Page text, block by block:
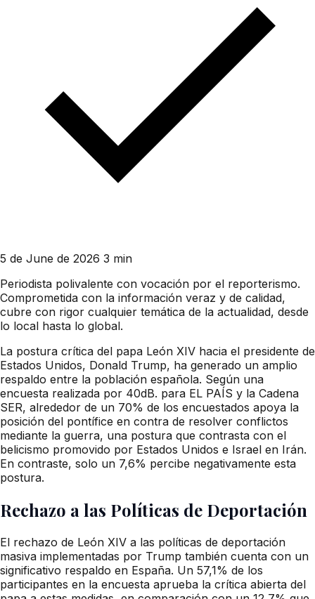
5 de June de 2026 3 min
Periodista polivalente con vocación por el reporterismo.
Comprometida con la información veraz y de calidad,
cubre con rigor cualquier temática de la actualidad, desde
lo local hasta lo global.
La postura crítica del papa León XIV hacia el presidente de
Estados Unidos, Donald Trump, ha generado un amplio
respaldo entre la población española. Según una
encuesta realizada por 40dB. para EL PAÍS y la Cadena
SER, alrededor de un 70% de los encuestados apoya la
posición del pontífice en contra de resolver conflictos
mediante la guerra, una postura que contrasta con el
belicismo promovido por Estados Unidos e Israel en Irán.
En contraste, solo un 7,6% percibe negativamente esta
postura.
Rechazo a las Políticas de Deportación
El rechazo de León XIV a las políticas de deportación
masiva implementadas por Trump también cuenta con un
significativo respaldo en España. Un 57,1% de los
participantes en la encuesta aprueba la crítica abierta del